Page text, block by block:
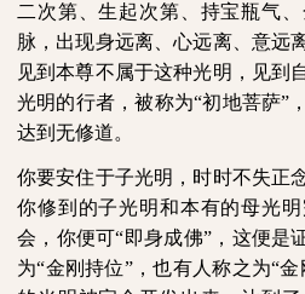
二次第、生起次第、持宝瓶气
脉，出现身远离、心远离、意远
见到本尊不属于这种光明，见到
光明的行者，被称为“初地菩萨”
达到无修道。
你要安住于子光明，时时不失正
你修到的子光明和本有的母光
会，你便可“即身成佛”，这便是
为“金刚持位”，也有人称之为“